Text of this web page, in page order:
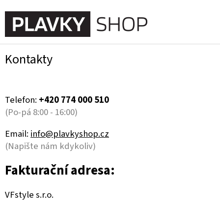
na
obsah
Kontakty
Telefon: +420 774 000 510
(Po-pá 8:00 - 16:00)
Email: info@plavkyshop.cz
(Napište nám kdykoliv)
Fakturační adresa:
VFstyle s.r.o.